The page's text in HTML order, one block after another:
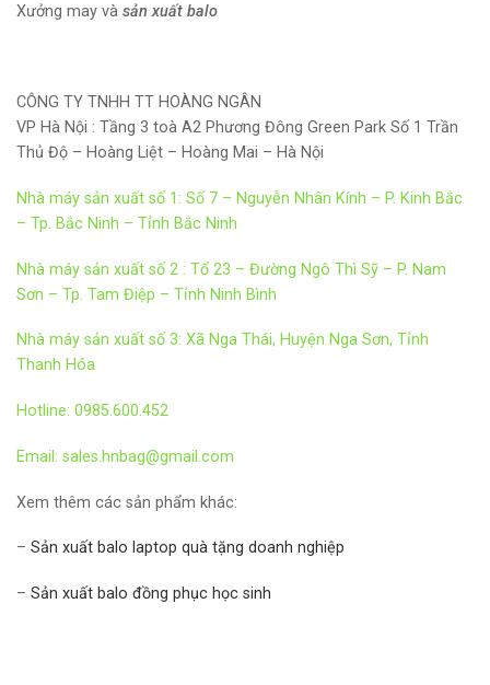
Xưởng may và sản xuất balo
CÔNG TY TNHH TT HOÀNG NGÂN
VP Hà Nội : Tầng 3 toà A2 Phương Đông Green Park Số 1 Trần
Thủ Độ – Hoàng Liệt – Hoàng Mai – Hà Nội
Nhà máy sản xuất số 1: Số 7 – Nguyễn Nhân Kính – P. Kinh Bắc
– Tp. Bắc Ninh – Tỉnh Bắc Ninh
Nhà máy sản xuất số 2 : Tổ 23 – Đường Ngô Thì Sỹ – P. Nam
Sơn – Tp. Tam Điệp – Tỉnh Ninh Bình
Nhà máy sản xuất số 3: Xã Nga Thái, Huyện Nga Sơn, Tỉnh
Thanh Hóa
Hotline: 0985.600.452
Email: sales.hnbag@gmail.com
Xem thêm các sản phẩm khác:
– Sản xuất balo laptop quà tặng doanh nghiệp
– Sản xuất balo đồng phục học sinh